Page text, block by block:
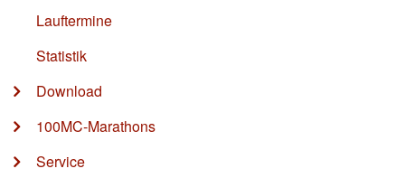
Lauftermine
Statistik
Download
100MC-Marathons
Service